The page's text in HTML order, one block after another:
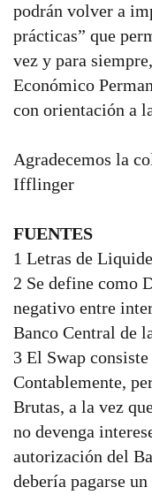
podrán volver a
prácticas” que
vez y para
Económico
con orientación a
Agradecemos la
Ifflinger
FUENTES
1 Letras de
2 Se define como
negativo entre
Banco Central de
3 El Swap
Contablemente,
Brutas, a la vez
no devenga
autorización del
debería pagarse